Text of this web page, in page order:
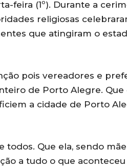
feira (1º). Durante a
religiosas
que atingiram o
pois vereadores e
de Porto Alegre.
a cidade de Porto
todos. Que ela, sendo
a tudo o que